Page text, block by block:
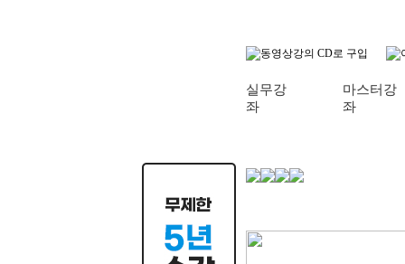
실무강
좌
마스터강
좌